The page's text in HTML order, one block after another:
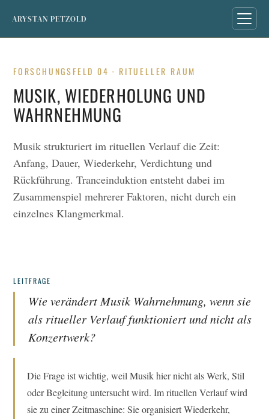
ARYSTAN PETZOLD
FORSCHUNGSFELD 04 · RITUELLER RAUM
MUSIK, WIEDERHOLUNG UND
WAHRNEHMUNG
Musik strukturiert im rituellen Verlauf die Zeit:
Anfang, Dauer, Wiederkehr, Verdichtung und
Rückführung. Tranceinduktion entsteht dabei im
Zusammenspiel mehrerer Faktoren, nicht durch ein
einzelnes Klangmerkmal.
LEITFRAGE
Wie verändert Musik Wahrnehmung, wenn sie
als ritueller Verlauf funktioniert und nicht als
Konzertwerk?
Die Frage ist wichtig, weil Musik hier nicht als Werk, Stil
oder Begleitung untersucht wird. Im rituellen Verlauf wird
sie zu einer Zeitmaschine: Sie organisiert Wiederkehr,